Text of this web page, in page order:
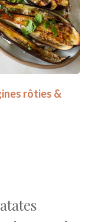
rôties &